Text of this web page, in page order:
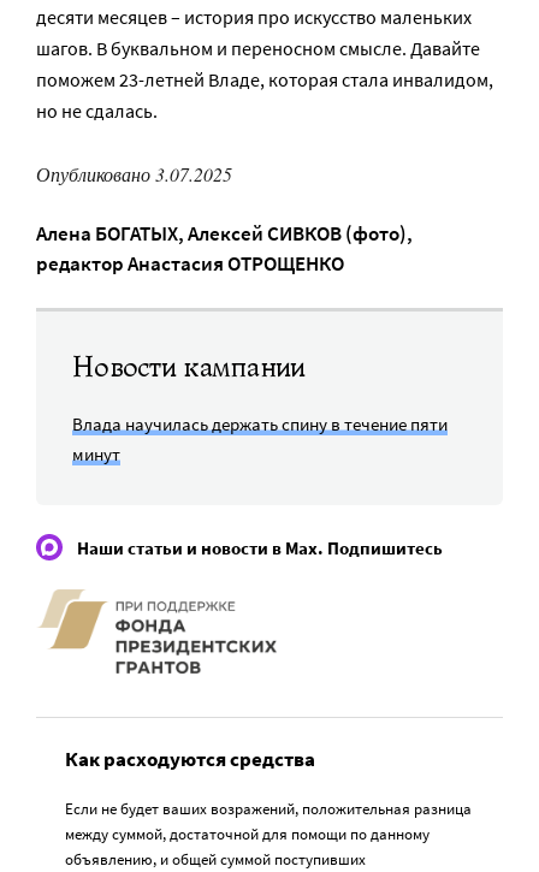
десяти месяцев – история про искусство маленьких
шагов. В буквальном и переносном смысле. Давайте
поможем 23-летней Владе, которая стала инвалидом,
но не сдалась.
Опубликовано 3.07.2025
Алена БОГАТЫХ,Алексей СИВКОВ (фото),
редакторАнастасия ОТРОЩЕНКО
Новости кампании
Влада научилась держать спину в течение пяти
минут
Наши статьи и новости в Max. Подпишитесь
Как расходуются средства
Если не будет ваших возражений, положительная разница
между суммой, достаточной для помощи по данному
объявлению, и общей суммой поступивших